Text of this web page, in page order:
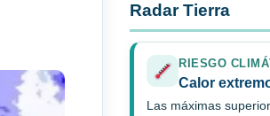
Radar Tierra
RIESGO
Calor
Las máximas